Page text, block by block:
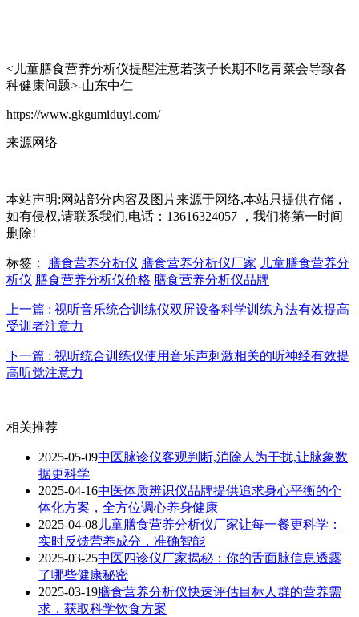
<儿童膳食营养分析仪提醒注意若孩子长期不吃青菜会导致各
种健康问题>-山东中仁
https://www.gkgumiduyi.com/
来源网络
本站声明:网站部分内容及图片来源于网络,本站只提供存储，
如有侵权,请联系我们,电话：13616324057 ，我们将第一时间
删除!
标签： 膳食营养分析仪 膳食营养分析仪厂家 儿童膳食营养分
析仪 膳食营养分析仪价格 膳食营养分析仪品牌
上一篇 : 视听音乐统合训练仪双屏设备科学训练方法有效提高
受训者注意力
下一篇 : 视听统合训练仪使用音乐声刺激相关的听神经有效提
高听觉注意力
相关推荐
2025-05-09中医脉诊仪客观判断,消除人为干扰,让脉象数
据更科学
2025-04-16中医体质辨识仪品牌提供追求身心平衡的个
体化方案，全方位调心养身健康
2025-04-08 儿童膳食营养分析仪厂家让每一餐更科学：
实时反馈营养成分，准确智能
2025-03-25中医四诊仪厂家揭秘：你的舌面脉信息透露
了哪些健康秘密
2025-03-19膳食营养分析仪快速评估目标人群的营养需
求，获取科学饮食方案